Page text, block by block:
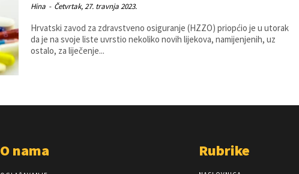
Hina - Četvrtak, 27. travnja 2023.
Hrvatski zavod za zdravstveno osiguranje (HZZO) priopćio je u utorak
da je na svoje liste uvrstio nekoliko novih lijekova, namijenjenih, uz
ostalo, za liječenje...
O nama Rubrike